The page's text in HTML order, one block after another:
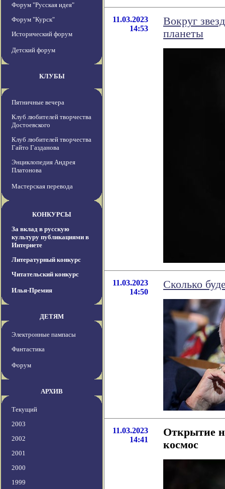
Форум "Русская идея"
Форум "Курск"
Исторический форум
Детский форум
КЛУБЫ
Пятничные вечера
Клуб любителей творчества
Достоевского
Клуб любителей творчества
Гайто Газданова
Энциклопедия Андрея
Платонова
Мастерская перевода
КОНКУРСЫ
За вклад в русскую
культуру публикациями в
Интернете
Литературный конкурс
Читательский конкурс
Илья-Премия
ДЕТЯМ
Электронные пампасы
Фантастика
Форум
АРХИВ
Текущий
2003
2002
2001
2000
1999
11.03.2023
14:53
Вокруг
планеты
11.03.2023
14:50
Сколько
11.03.2023
14:41
Открытие
космос